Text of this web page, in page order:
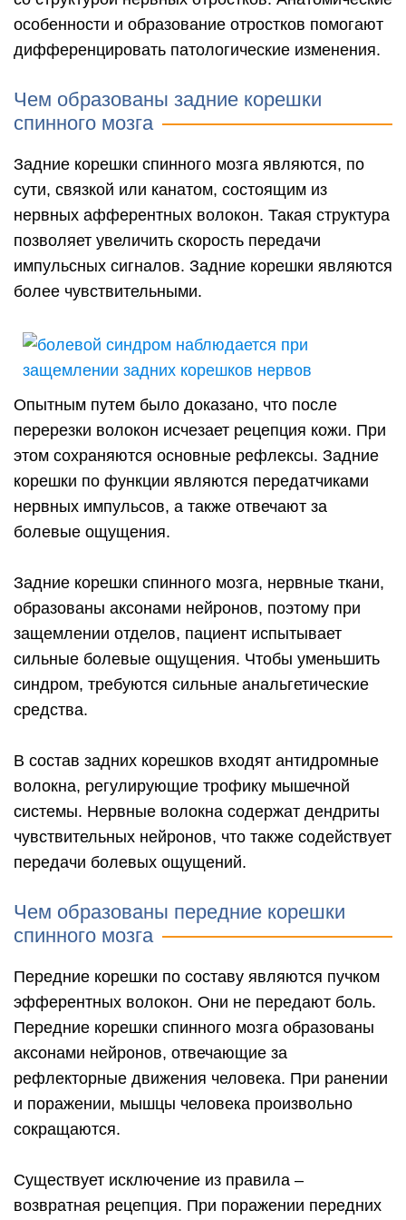
особенности и образование отростков помогают
дифференцировать патологические изменения.
Чем образованы задние корешки
спинного мозга
Задние корешки спинного мозга являются, по
сути, связкой или канатом, состоящим из
нервных афферентных волокон. Такая структура
позволяет увеличить скорость передачи
импульсных сигналов. Задние корешки являются
более чувствительными.
Опытным путем было доказано, что после
перерезки волокон исчезает рецепция кожи. При
этом сохраняются основные рефлексы. Задние
корешки по функции являются передатчиками
нервных импульсов, а также отвечают за
болевые ощущения.
Задние корешки спинного мозга, нервные ткани,
образованы аксонами нейронов, поэтому при
защемлении отделов, пациент испытывает
сильные болевые ощущения. Чтобы уменьшить
синдром, требуются сильные анальгетические
средства.
В состав задних корешков входят антидромные
волокна, регулирующие трофику мышечной
системы. Нервные волокна содержат дендриты
чувствительных нейронов, что также содействует
передачи болевых ощущений.
Чем образованы передние корешки
спинного мозга
Передние корешки по составу являются пучком
эфферентных волокон. Они не передают боль.
Передние корешки спинного мозга образованы
аксонами нейронов, отвечающие за
рефлекторные движения человека. При ранении
и поражении, мышцы человека произвольно
сокращаются.
Существует исключение из правила –
возвратная рецепция. При поражении передних